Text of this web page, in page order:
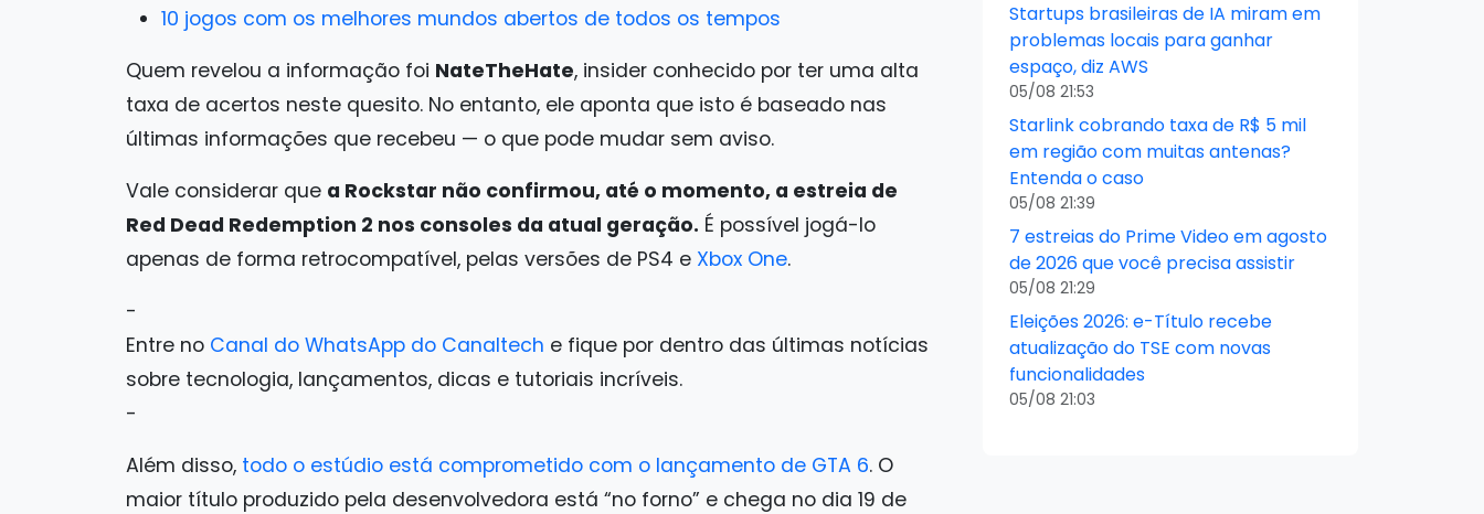
10 jogos com os melhores mundos abertos de todos os tempos
Quem revelou a informação foi NateTheHate, insider conhecido por ter uma alta
taxa de acertos neste quesito. No entanto, ele aponta que isto é baseado nas
últimas informações que recebeu — o que pode mudar sem aviso.
Vale considerar que a Rockstar não confirmou, até o momento, a estreia de
Red Dead Redemption 2 nos consoles da atual geração. É possível jogá-lo
apenas de forma retrocompatível, pelas versões de PS4 e Xbox One.
-
Entre no Canal do WhatsApp do Canaltech e fique por dentro das últimas notícias
sobre tecnologia, lançamentos, dicas e tutoriais incríveis.
-
Além disso, todo o estúdio está comprometido com o lançamento de GTA 6. O
maior título produzido pela desenvolvedora está “no forno” e chega no dia 19 de
Startups brasileiras de IA miram em
problemas locais para ganhar
espaço, diz AWS
05/08 21:53
Starlink cobrando taxa de R$ 5 mil
em região com muitas antenas?
Entenda o caso
05/08 21:39
7 estreias do Prime Video em agosto
de 2026 que você precisa assistir
05/08 21:29
Eleições 2026: e-Título recebe
atualização do TSE com novas
funcionalidades
05/08 21:03